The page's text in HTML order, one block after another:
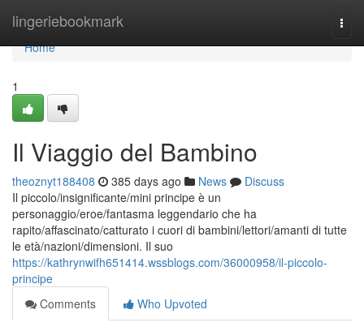
lingeriebookmark
Home
Home
1
Il Viaggio del Bambino
theoznyt188408 385 days ago News
Discuss
Il piccolo/insignificante/mini principe è un
personaggio/eroe/fantasma leggendario che ha
rapito/affascinato/catturato i cuori di bambini/lettori/amanti di tutte
le età/nazioni/dimensioni. Il suo
https://kathrynwifh651414.wssblogs.com/36000958/il-piccolo-
principe
Comments
Who Upvoted